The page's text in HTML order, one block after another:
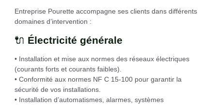
Entreprise Pourette accompagne ses clients dans différents
domaines d’intervention :
🔌 Électricité générale
• Installation et mise aux normes des réseaux électriques
(courants forts et courants faibles).
• Conformité aux normes NF C 15-100 pour garantir la
sécurité de vos installations.
• Installation d’automatismes, alarmes, systèmes